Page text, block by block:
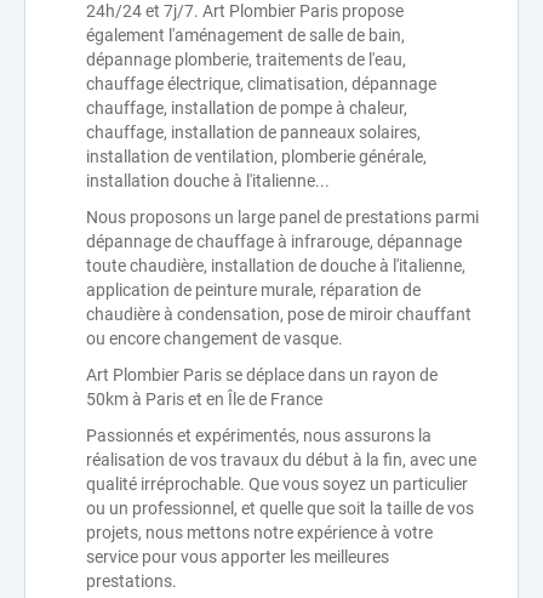
24h/24 et 7j/7. Art Plombier Paris propose
également l'aménagement de salle de bain,
dépannage plomberie, traitements de l'eau,
chauffage électrique, climatisation, dépannage
chauffage, installation de pompe à chaleur,
chauffage, installation de panneaux solaires,
installation de ventilation, plomberie générale,
installation douche à l'italienne...
Nous proposons un large panel de prestations parmi
dépannage de chauffage à infrarouge, dépannage
toute chaudière, installation de douche à l'italienne,
application de peinture murale, réparation de
chaudière à condensation, pose de miroir chauffant
ou encore changement de vasque.
Art Plombier Paris se déplace dans un rayon de
50km à Paris et en Île de France
Passionnés et expérimentés, nous assurons la
réalisation de vos travaux du début à la fin, avec une
qualité irréprochable. Que vous soyez un particulier
ou un professionnel, et quelle que soit la taille de vos
projets, nous mettons notre expérience à votre
service pour vous apporter les meilleures
prestations.